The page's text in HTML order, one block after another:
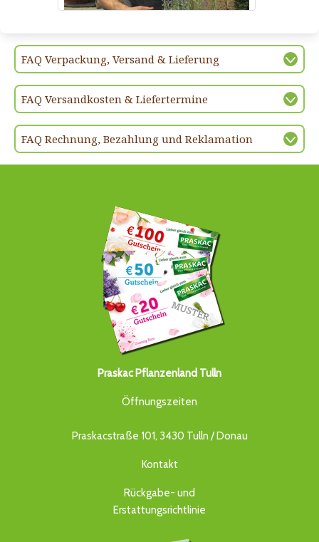
FAQ Verpackung, Versand & Lieferung
FAQ Versandkosten & Liefertermine
FAQ Rechnung, Bezahlung und Reklamation
Praskac Pflanzenland Tulln
Öffnungszeiten
Praskacstraße 101, 3430 Tulln / Donau
Kontakt
Rückgabe- und
Erstattungsrichtlinie